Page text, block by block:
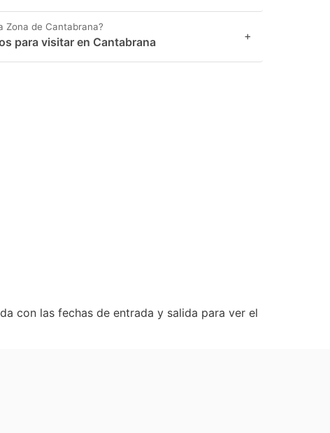
Zona de Cantabrana?
para visitar en Cantabrana +
con las fechas de entrada y salida para ver el